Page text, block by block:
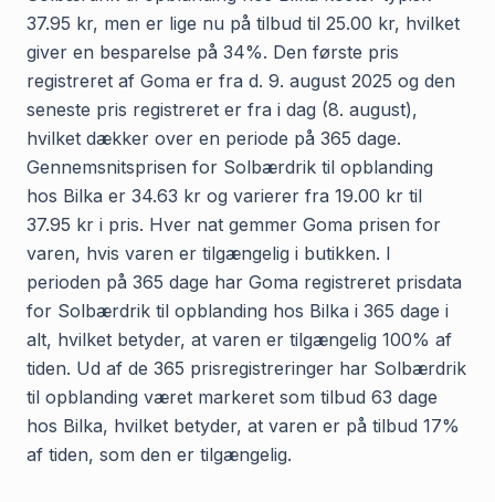
37.95 kr, men er lige nu på tilbud til 25.00 kr, hvilket
giver en besparelse på 34%. Den første pris
registreret af Goma er fra d. 9. august 2025 og den
seneste pris registreret er fra i dag (8. august),
hvilket dækker over en periode på 365 dage.
Gennemsnitsprisen for Solbærdrik til opblanding
hos Bilka er 34.63 kr og varierer fra 19.00 kr til
37.95 kr i pris. Hver nat gemmer Goma prisen for
varen, hvis varen er tilgængelig i butikken. I
perioden på 365 dage har Goma registreret prisdata
for Solbærdrik til opblanding hos Bilka i 365 dage i
alt, hvilket betyder, at varen er tilgængelig 100% af
tiden. Ud af de 365 prisregistreringer har Solbærdrik
til opblanding været markeret som tilbud 63 dage
hos Bilka, hvilket betyder, at varen er på tilbud 17%
af tiden, som den er tilgængelig.